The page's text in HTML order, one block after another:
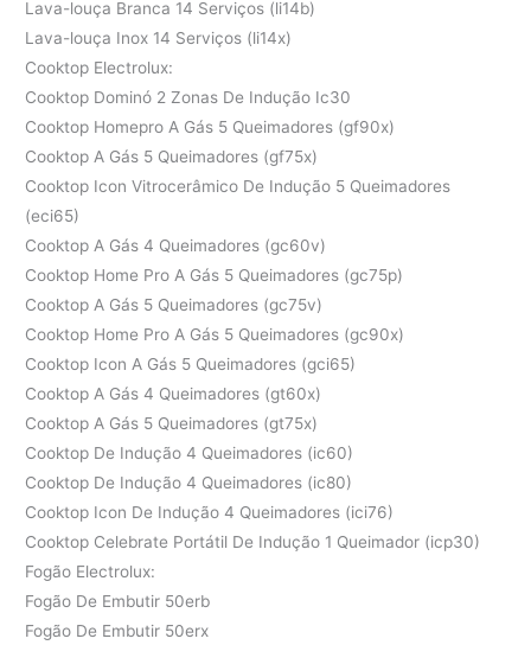
Lava-louça Branca 14 Serviços (li14b)
Lava-louça Inox 14 Serviços (li14x)
Cooktop Electrolux:
Cooktop Dominó 2 Zonas De Indução Ic30
Cooktop Homepro A Gás 5 Queimadores (gf90x)
Cooktop A Gás 5 Queimadores (gf75x)
Cooktop Icon Vitrocerâmico De Indução 5 Queimadores
(eci65)
Cooktop A Gás 4 Queimadores (gc60v)
Cooktop Home Pro A Gás 5 Queimadores (gc75p)
Cooktop A Gás 5 Queimadores (gc75v)
Cooktop Home Pro A Gás 5 Queimadores (gc90x)
Cooktop Icon A Gás 5 Queimadores (gci65)
Cooktop A Gás 4 Queimadores (gt60x)
Cooktop A Gás 5 Queimadores (gt75x)
Cooktop De Indução 4 Queimadores (ic60)
Cooktop De Indução 4 Queimadores (ic80)
Cooktop Icon De Indução 4 Queimadores (ici76)
Cooktop Celebrate Portátil De Indução 1 Queimador (icp30)
Fogão Electrolux:
Fogão De Embutir 50erb
Fogão De Embutir 50erx